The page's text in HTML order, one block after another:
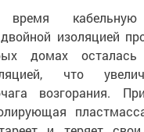
кабельную
изоляцией
домах
что
возгорания.